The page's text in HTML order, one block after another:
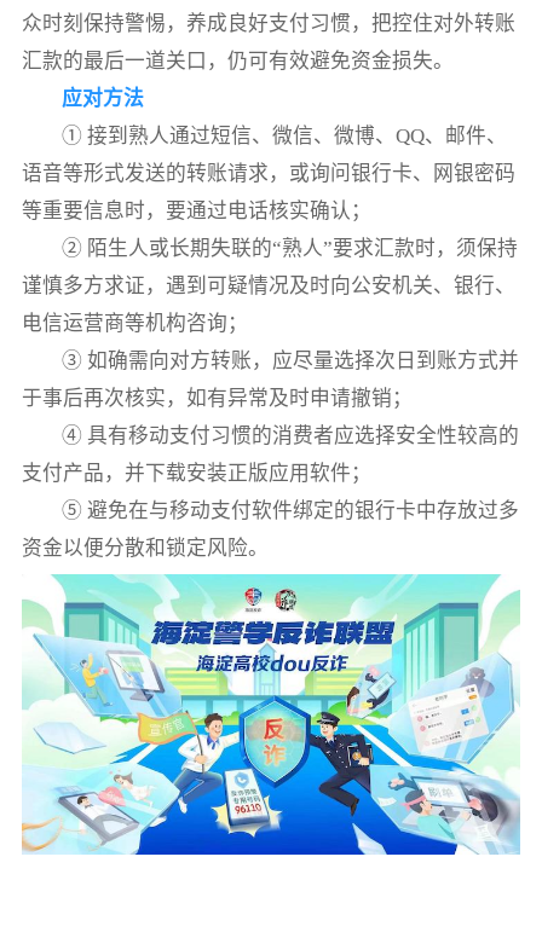
众时刻保持警惕，养成良好支付习惯，把控住对外转账
汇款的最后一道关口，仍可有效避免资金损失。
应对方法
① 接到熟人通过短信、微信、微博、QQ、邮件、
语音等形式发送的转账请求，或询问银行卡、网银密码
等重要信息时，要通过电话核实确认；
② 陌生人或长期失联的“熟人”要求汇款时，须保持
谨慎多方求证，遇到可疑情况及时向公安机关、银行、
电信运营商等机构咨询；
③ 如确需向对方转账，应尽量选择次日到账方式并
于事后再次核实，如有异常及时申请撤销；
④ 具有移动支付习惯的消费者应选择安全性较高的
支付产品，并下载安装正版应用软件；
⑤ 避免在与移动支付软件绑定的银行卡中存放过多
资金以便分散和锁定风险。